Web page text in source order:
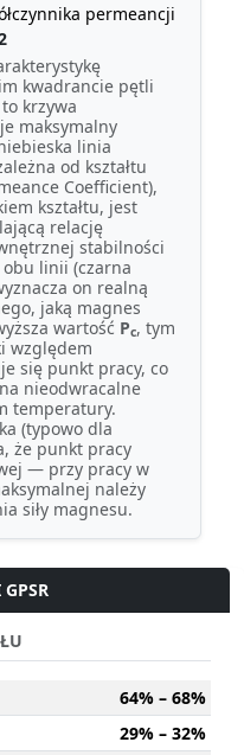
permeancji
kwadrancie pętli
krzywa
maksymalny
linia
od kształtu
Coefficient),
kształtu, jest
relację
stabilności
linii (czarna
on realną
jaką magnes
wartość Pc, tym
względem
się punkt pracy, co
nieodwracalne
temperatury.
(typowo dla
że punkt pracy
— przy pracy w
należy
siły magnesu.
64% – 68%
29% – 32%